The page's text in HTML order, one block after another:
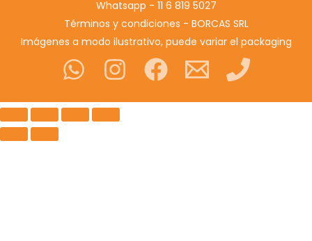
Whatsapp - 11 6 819 5027
Términos y condiciones - BORCAS SRL
Imágenes a modo ilustrativo, puede variar el packaging